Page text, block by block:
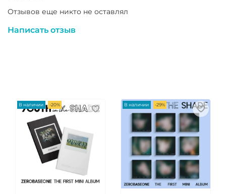
Отзывов еще никто не оставлял
Написать отзыв
В наличии -20% В наличии -29%